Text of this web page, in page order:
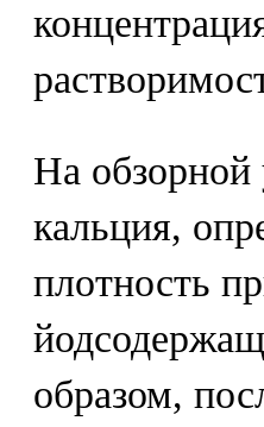
На обзорной
кальция,
плотность
образом,